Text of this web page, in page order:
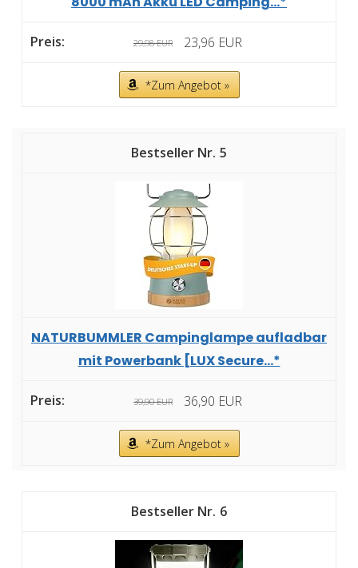
29,98 EUR 23,96 EUR
*Zum Angebot »
5
NATURBUMMLER Campinglampe aufladbar
mit Powerbank [LUX Secure...*
39,90 EUR 36,90 EUR
*Zum Angebot »
6